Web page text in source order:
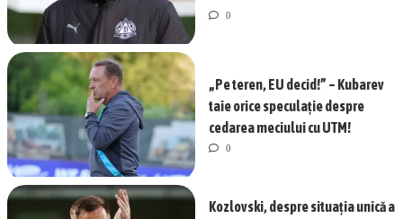
0
„Pe teren, EU decid!” – Kubarev
taie orice speculație despre
cedarea meciului cu UTM!
0
Kozlovski, despre situația unică a